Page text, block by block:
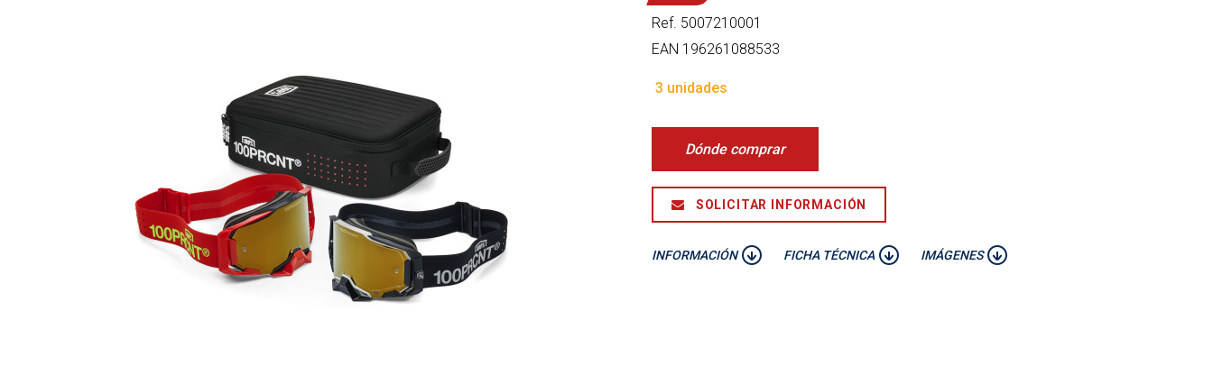
Ref. 5007210001
EAN 196261088533
3 unidades
Dónde comprar
SOLICITAR INFORMACIÓN
INFORMACIÓN FICHA TÉCNICA IMÁGENES